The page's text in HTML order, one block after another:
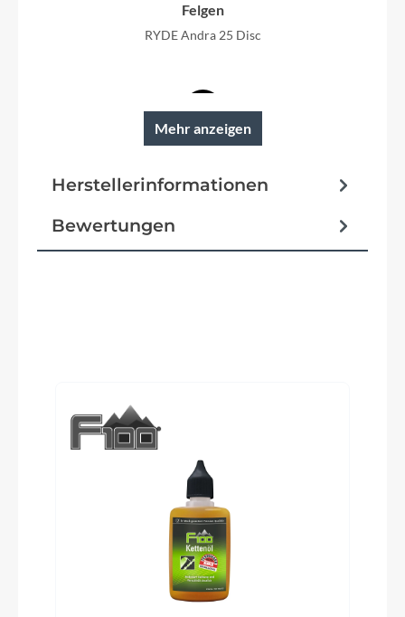
Felgen
RYDE Andra 25 Disc
Reifen
PLETSCHER Comp40 Flex Ksa 40
Vorbau
ZECURE, verstellbar
Rahmentyp
Diamant
Mehr anzeigen
Herstellerinformationen
Bewertungen